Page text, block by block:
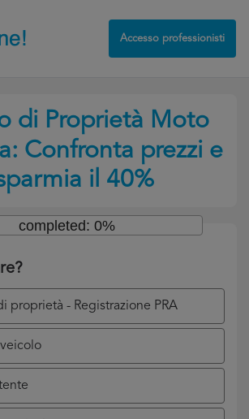
Accesso professionisti
di Proprietà Moto
Confronta prezzi e
il 40%
proprietà - Registrazione PRA
completed: 0%